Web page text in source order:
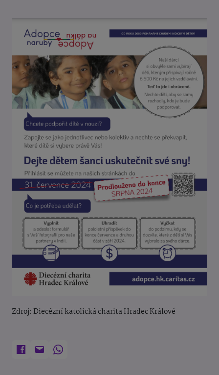
Zdroj: Diecézní katolická charita Hradec Králové